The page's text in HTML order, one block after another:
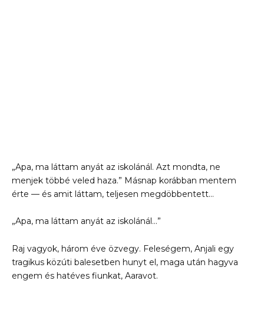
„Apa, ma láttam anyát az iskolánál. Azt mondta, ne
menjek többé veled haza.” Másnap korábban mentem
érte — és amit láttam, teljesen megdöbbentett…
„Apa, ma láttam anyát az iskolánál…”
Raj vagyok, három éve özvegy. Feleségem, Anjali egy
tragikus közúti balesetben hunyt el, maga után hagyva
engem és hatéves fiunkat, Aaravot.